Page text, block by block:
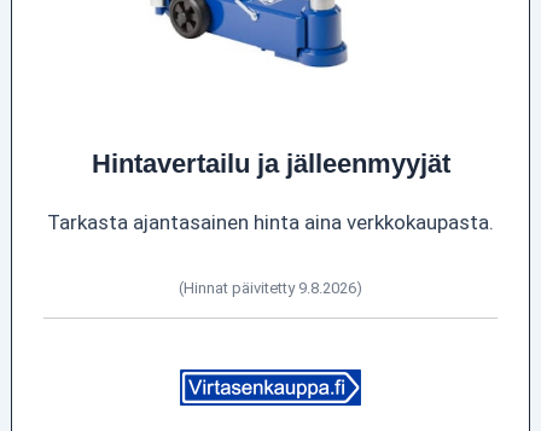
Hintavertailu ja jälleenmyyjät
Tarkasta ajantasainen hinta aina verkkokaupasta.
(Hinnat päivitetty 9.8.2026)